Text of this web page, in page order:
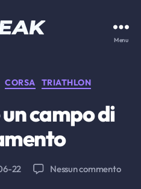
Menu
Categorie
CORSA TRIATHLON
campo di
22 Nessun commentosu